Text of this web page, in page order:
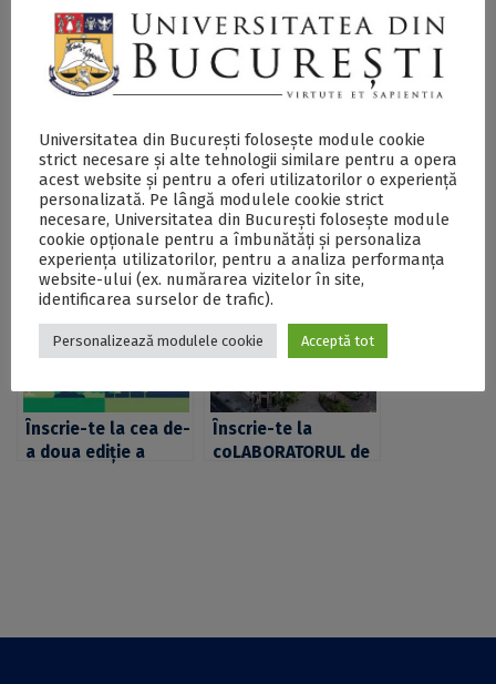
Înscrie-te la
coLABORATORUL de
IDEI 3.0 și hai să
aducem știința mai
aproape de TINEri
Masteranzii,
doctoranzii și
cercetătorii UB,
invitați să se înscrie
la cea de-a doua
ediție Games of
Science și să aducă
știința mai aproape
Înscrie-te la cea de-
a doua ediție a
Înscrie-te la
coLABORATORUL de
Universitatea din București folosește module cookie
strict necesare și alte tehnologii similare pentru a opera
acest website și pentru a oferi utilizatorilor o experiență
personalizată. Pe lângă modulele cookie strict
necesare, Universitatea din București folosește module
cookie opționale pentru a îmbunătăți și personaliza
experiența utilizatorilor, pentru a analiza performanța
website-ului (ex. numărarea vizitelor în site,
identificarea surselor de trafic).
Personalizează modulele cookie Acceptă tot